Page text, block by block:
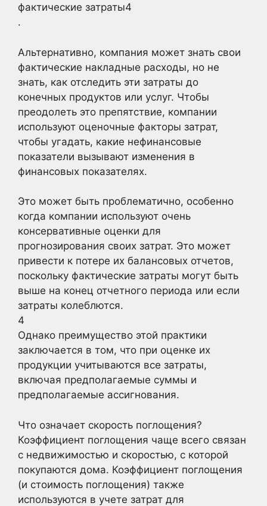
фактические затраты4
.
Альтернативно, компания может знать свои
фактические накладные расходы, но не
знать, как отследить эти затраты до
конечных продуктов или услуг. Чтобы
преодолеть это препятствие, компании
используют оценочные факторы затрат,
чтобы угадать, какие нефинансовые
показатели вызывают изменения в
финансовых показателях.
Это может быть проблематично, особенно
когда компании используют очень
консервативные оценки для
прогнозирования своих затрат. Это может
привести к потере их балансовых отчетов,
поскольку фактические затраты могут быть
выше на конец отчетного периода или если
затраты колеблются.
4
Однако преимущество этой практики
заключается в том, что при оценке их
продукции учитываются все затраты,
включая предполагаемые суммы и
предполагаемые ассигнования.
Что означает скорость поглощения?
Коэффициент поглощения чаще всего связан
с недвижимостью и скоростью, с которой
покупаются дома. Коэффициент поглощения
(и стоимость поглощения) также
используются в учете затрат для